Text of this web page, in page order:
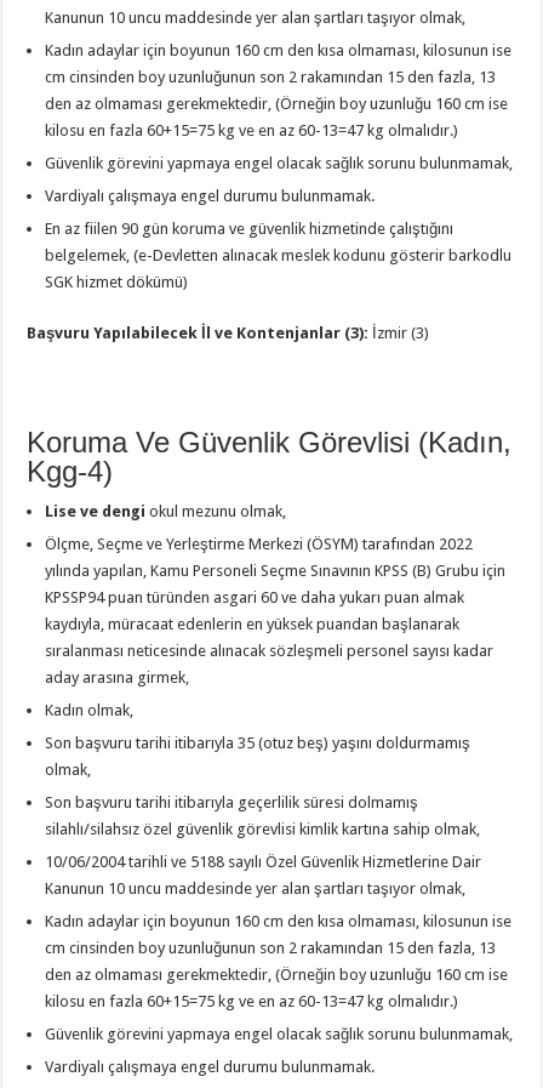
Kanunun 10 uncu maddesinde yer alan şartları taşıyor olmak,
Kadın adaylar için boyunun 160 cm den kısa olmaması, kilosunun ise
cm cinsinden boy uzunluğunun son 2 rakamından 15 den fazla, 13
den az olmaması gerekmektedir, (Örneğin boy uzunluğu 160 cm ise
kilosu en fazla 60+15=75 kg ve en az 60-13=47 kg olmalıdır.)
Güvenlik görevini yapmaya engel olacak sağlık sorunu bulunmamak,
Vardiyalı çalışmaya engel durumu bulunmamak.
En az fiilen 90 gün koruma ve güvenlik hizmetinde çalıştığını
belgelemek, (e-Devletten alınacak meslek kodunu gösterir barkodlu
SGK hizmet dökümü)
Başvuru Yapılabilecek İl ve Kontenjanlar (3): İzmir (3)
Koruma Ve Güvenlik Görevlisi (Kadın,
Kgg-4)
Lise ve dengiokul mezunu olmak,
Ölçme, Seçme ve Yerleştirme Merkezi (ÖSYM) tarafından 2022
yılında yapılan, Kamu Personeli Seçme Sınavının KPSS (B) Grubu için
KPSSP94 puan türünden asgari 60 ve daha yukarı puan almak
kaydıyla, müracaat edenlerin en yüksek puandan başlanarak
sıralanması neticesinde alınacak sözleşmeli personel sayısı kadar
aday arasına girmek,
Kadın olmak,
Son başvuru tarihi itibarıyla 35 (otuz beş) yaşını doldurmamış
olmak,
Son başvuru tarihi itibarıyla geçerlilik süresi dolmamış
silahlı/silahsız özel güvenlik görevlisi kimlik kartına sahip olmak,
10/06/2004 tarihli ve 5188 sayılı Özel Güvenlik Hizmetlerine Dair
Kanunun 10 uncu maddesinde yer alan şartları taşıyor olmak,
Kadın adaylar için boyunun 160 cm den kısa olmaması, kilosunun ise
cm cinsinden boy uzunluğunun son 2 rakamından 15 den fazla, 13
den az olmaması gerekmektedir, (Örneğin boy uzunluğu 160 cm ise
kilosu en fazla 60+15=75 kg ve en az 60-13=47 kg olmalıdır.)
Güvenlik görevini yapmaya engel olacak sağlık sorunu bulunmamak,
Vardiyalı çalışmaya engel durumu bulunmamak.